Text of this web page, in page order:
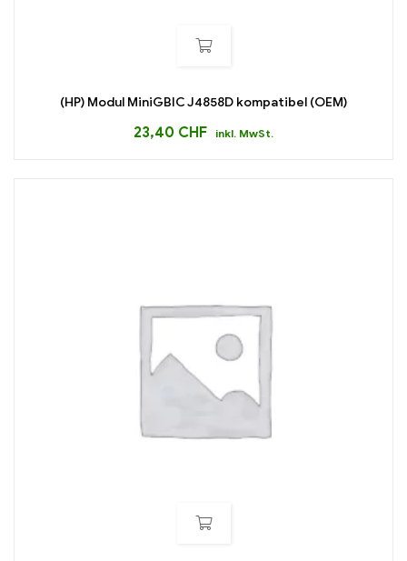
(HP) Modul MiniGBIC J4858D kompatibel (OEM)
23,40 CHF inkl. MwSt.